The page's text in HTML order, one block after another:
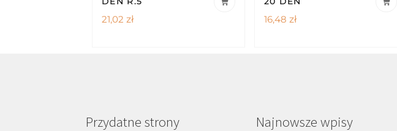
21,02zł 16,48 zł
Przydatne strony Najnowsze wpisy